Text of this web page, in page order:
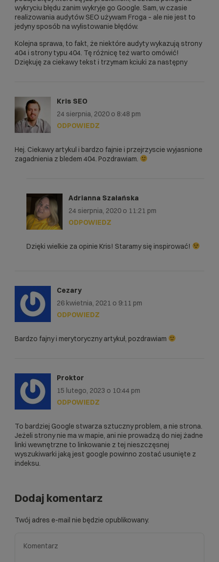
wykryciu błędu zanim wykryje go Google. Sam, w czasie
realizowania audytów SEO używam Froga – ale nie jest to
jedyny sposób na wylistowanie błędów.
Kolejna sprawa, to fakt, że niektóre audyty wykazują strony
404 i strony typu 404. Tę różnicę też warto omówić!
Dziękuję za ciekawy tekst i trzymam kciuki za następny
Kris SEO
24 sierpnia, 2020 o 8:48 pm
Hej. Ciekawy artykul i bardzo fajnie i przejrzyscie wyjasnione
zagadnienia z bledem 404. Pozdrawiam.
ODPOWIEDZ
Adrianna Szałańska
24 sierpnia, 2020 o 11:21 pm
Dzięki wielkie za opinie Kris! Staramy się inspirować!
ODPOWIEDZ
Cezary
26 kwietnia, 2021 o 9:11 pm
Bardzo fajny i merytoryczny artykuł, pozdrawiam
ODPOWIEDZ
Proktor
15 lutego, 2023 o 10:44 pm
To bardziej Google stwarza sztuczny problem, a nie strona.
Jeżeli strony nie ma w mapie, ani nie prowadzą do niej żadne
linki wewnętrzne to linkowanie z tej nieszczęsnej
wyszukiwarki jaką jest google powinno zostać usunięte z
indeksu.
ODPOWIEDZ
Dodaj komentarz
Twój adres e-mail nie będzie opublikowany.